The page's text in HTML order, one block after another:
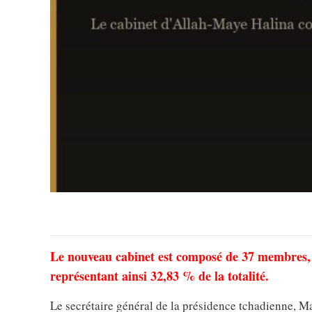
Le nouveau cabinet est composé de 37
représentant ainsi 32,83 % de la totalité.
Le secrétaire général de la présidence tchadienne,